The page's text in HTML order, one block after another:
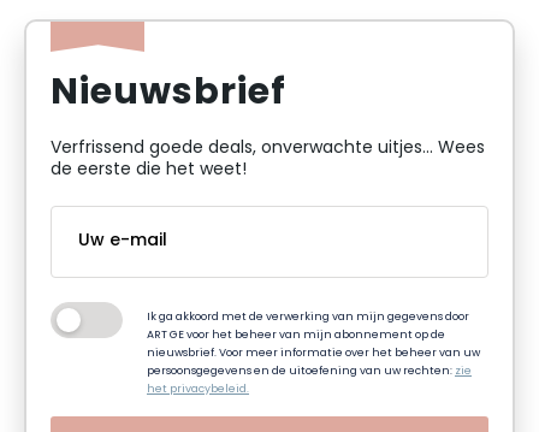
Nieuwsbrief
Verfrissend goede deals, onverwachte uitjes... Wees
de eerste die het weet!
Ik ga akkoord met de verwerking van mijn gegevens door
ART GE voor het beheer van mijn abonnement op de
nieuwsbrief. Voor meer informatie over het beheer van uw
persoonsgegevens en de uitoefening van uw rechten:zie
het privacybeleid.